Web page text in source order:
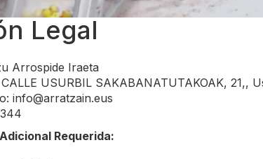
Legal
Arrospide Iraeta
USURBIL SAKABANATUTAKOAK, 21,,
info@arratzain.eus
Requerida: